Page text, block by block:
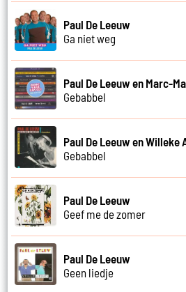
Paul De Leeuw
Ga niet weg
Paul De Leeuw en Marc-
Gebabbel
Paul De Leeuw en Willeke
Gebabbel
Paul De Leeuw
Geef me de zomer
Paul De Leeuw
Geen liedje